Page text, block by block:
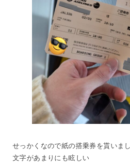
せっかくなので紙の搭乗券を貰いま
文字があまりにも眩しい